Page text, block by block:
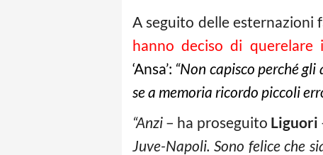
A seguito delle esternazioni
hanno deciso di
‘Ansa’: “Non capisco perché
se a memoria ricordo piccoli
“Anzi – ha proseguito Liguori
Juve-Napoli. Sono felice che